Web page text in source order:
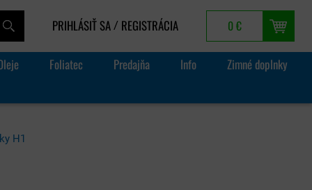
PRIHLÁSIŤ SA / REGISTRÁCIA 0 €
Foliatec Predajňa Info Zimné doplnky
H1